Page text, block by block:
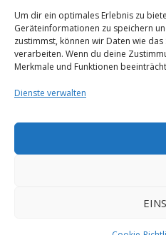
Um dir ein optimales Erlebnis zu
Geräteinformationen zu speichern
zustimmst, können wir Daten wie
verarbeiten. Wenn du deine
Merkmale und Funktionen
Dienste verwalten